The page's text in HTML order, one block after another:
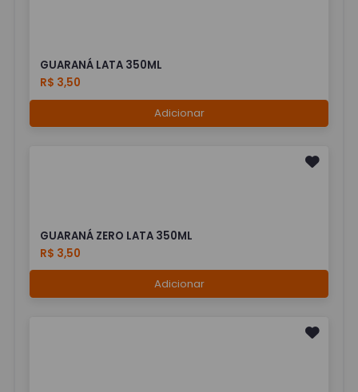
GUARANÁ LATA 350ML
R$ 3,50
Adicionar
GUARANÁ ZERO LATA 350ML
R$ 3,50
Adicionar